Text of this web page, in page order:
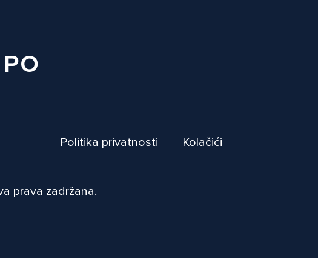
Politika privatnosti Kolačići
prava zadržana.